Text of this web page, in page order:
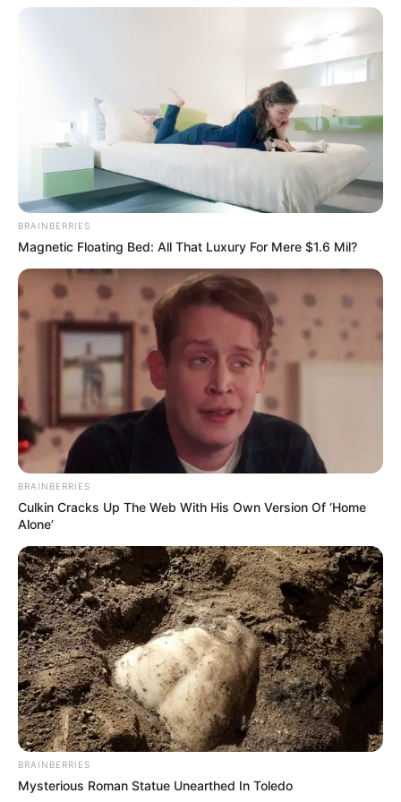
Em Quatá o Estado oferece recursos para cursos às
mulheres da Renda Cidadã
I OPEN de Judô de Assis
Em Assis, funcionário de posto é roubado, ladrões
levam malote.
BRAINBERRIES
Magnetic Floating Bed: All That Luxury For Mere $1.6 Mil?
BRAINBERRIES
Culkin Cracks Up The Web With His Own Version Of ‘Home
Alone’
BRAINBERRIES
Mysterious Roman Statue Unearthed In Toledo